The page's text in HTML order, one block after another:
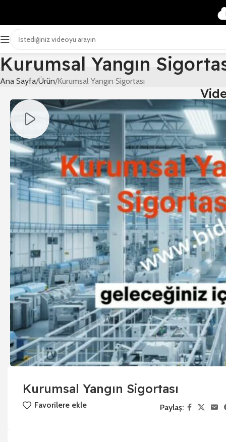
Kurumsal Yangın
Ana Sayfa Ürün Kurumsal Yangın Sigortası
Kurumsal Yangın Sigortası
Favorilere ekle Paylaş: